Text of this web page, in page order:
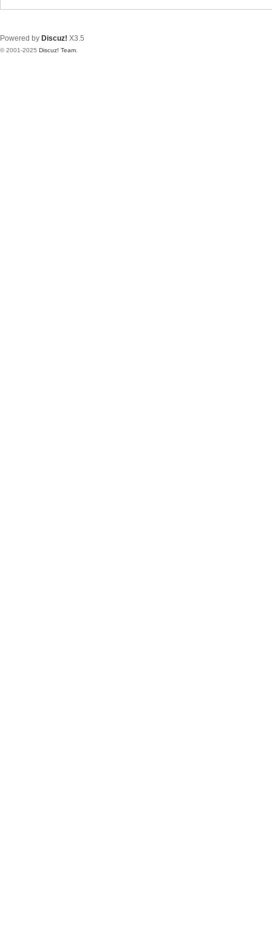
Powered by Discuz! X3.5
© 2001-2025 Discuz! Team